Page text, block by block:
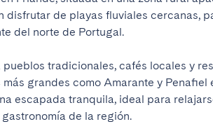
disfrutar de playas fluviales cercanas,
del norte de Portugal.
tradicionales, cafés locales y
grandes como Amarante y Penafiel
escapada tranquila, ideal para
de la región.